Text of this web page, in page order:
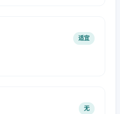
适宜
无